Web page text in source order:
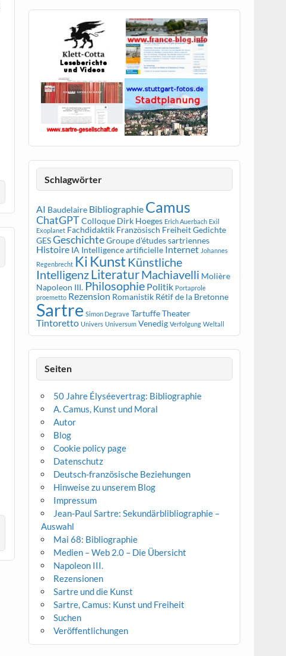
Schlagwörter
AI Baudelaire Bibliographie Camus
ChatGPTColloque Dirk Hoeges Erich Auerbach Exil
Exoplanet Fachdidaktik Französisch FreiheitGedichte
GESGeschichteGroupe d'études sartriennes
Histoire IA Intelligence artificielle Internet Johannes
Regenbrecht Ki Kunst Künstliche
IntelligenzLiteraturMachiavelli Molière
Napoleon III. Philosophie Politik Portaprole
proemetto Rezension Romanistik Rétif de la Bretonne
Sartre Simon Degrave TartuffeTheater
Tintoretto Univers Universum Venedig Verfolgung Weltall
Seiten
50 Jahre Élyséevertrag: Bibliographie
A. Camus, Kunst und Moral
Autor
Blog
Cookie policy page
Datenschutz
Deutsch-französische Beziehungen
Hinweise zu unserem Blog
Impressum
Jean-Paul Sartre: Sekundärblibliographie –
Auswahl
Mai 68: Bibliographie
Medien – Web 2.0 – Die Übersicht
Napoleon III.
Rezensionen
Sartre und die Kunst
Sartre, Camus: Kunst und Freiheit
Suchen
Veröffentlichungen